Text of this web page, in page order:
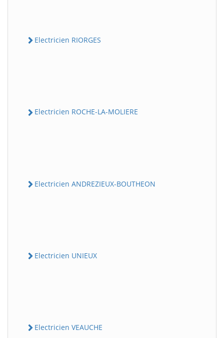
Electricien RIORGES
Electricien ROCHE-LA-MOLIERE
Electricien ANDREZIEUX-BOUTHEON
Electricien UNIEUX
Electricien VEAUCHE